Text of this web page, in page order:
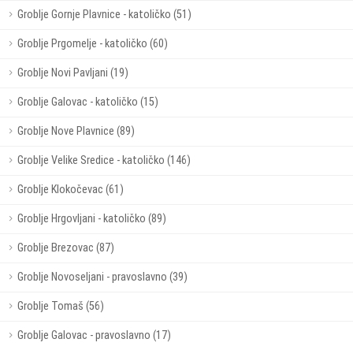
Groblje Gornje Plavnice - katoličko (51)
Groblje Prgomelje - katoličko (60)
Groblje Novi Pavljani (19)
Groblje Galovac - katoličko (15)
Groblje Nove Plavnice (89)
Groblje Velike Sredice - katoličko (146)
Groblje Klokočevac (61)
Groblje Hrgovljani - katoličko (89)
Groblje Brezovac (87)
Groblje Novoseljani - pravoslavno (39)
Groblje Tomaš (56)
Groblje Galovac - pravoslavno (17)